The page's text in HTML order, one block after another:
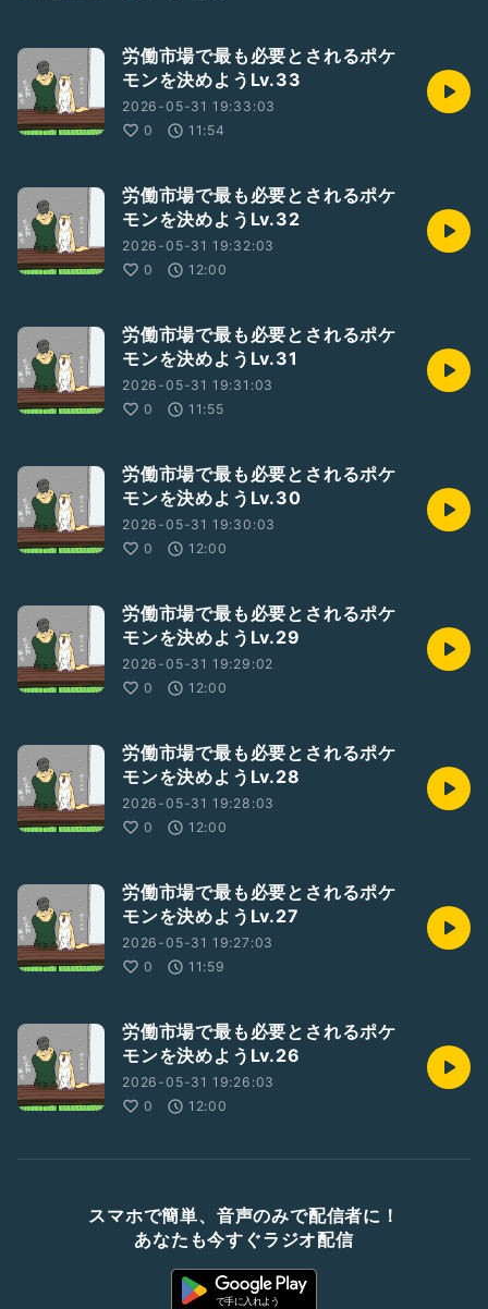
労働市場で最も必要とされるポケ
モンを決めようLv.33
2026-05-31 19:33:03
0
11:54
労働市場で最も必要とされるポケ
モンを決めようLv.32
2026-05-31 19:32:03
0
12:00
労働市場で最も必要とされるポケ
モンを決めようLv.31
2026-05-31 19:31:03
0
11:55
労働市場で最も必要とされるポケ
モンを決めようLv.30
2026-05-31 19:30:03
0
12:00
労働市場で最も必要とされるポケ
モンを決めようLv.29
2026-05-31 19:29:02
0
12:00
労働市場で最も必要とされるポケ
モンを決めようLv.28
2026-05-31 19:28:03
0
12:00
労働市場で最も必要とされるポケ
モンを決めようLv.27
2026-05-31 19:27:03
0
11:59
労働市場で最も必要とされるポケ
モンを決めようLv.26
2026-05-31 19:26:03
0
12:00
スマホで簡単、音声のみで配信者に！
あなたも今すぐラジオ配信